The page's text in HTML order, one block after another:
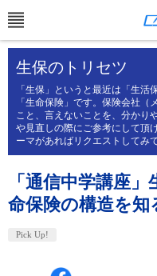
生保のトリセツ
「生保」というと最近は「生
「生命保険」です。保険会社
こと、言えないことを、分かり
や見直しの際にご参考にして頂
ーマがあればリクエストしてみ
「通信中学講座
命保険の構造を
Pick Up!